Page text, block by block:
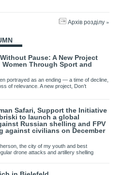
Архів розділу »
Pause: A New Project
Women Through Sport and
portrayed as an ending — a time of decline,
of relevance. A new project, Don’t
Safari, Support the Initiative
to launch a global
Russian shelling and FPV
against civilians on December
the city of my youth and best
drone attacks and artillery shelling